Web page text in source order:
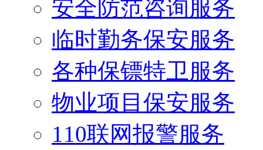
安全防范咨询服务
临时勤务保安服务
各种保镖特卫服务
物业项目保安服务
110联网报警服务